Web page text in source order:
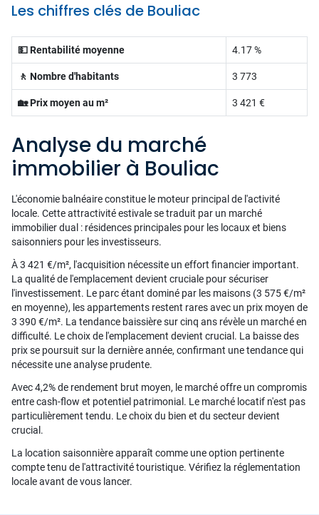
Les chiffres clés de Bouliac
💵 Rentabilité moyenne 4.17 %
🚶 Nombre d'habitants 3 773
🏡 Prix moyen au m² 3 421 €
Analyse du marché
immobilier à Bouliac
L'économie balnéaire constitue le moteur principal de l'activité
locale. Cette attractivité estivale se traduit par un marché
immobilier dual : résidences principales pour les locaux et biens
saisonniers pour les investisseurs.
À 3 421 €/m², l'acquisition nécessite un effort financier important.
La qualité de l'emplacement devient cruciale pour sécuriser
l'investissement. Le parc étant dominé par les maisons (3 575 €/m²
en moyenne), les appartements restent rares avec un prix moyen de
3 390 €/m². La tendance baissière sur cinq ans révèle un marché en
difficulté. Le choix de l'emplacement devient crucial. La baisse des
prix se poursuit sur la dernière année, confirmant une tendance qui
nécessite une analyse prudente.
Avec 4,2% de rendement brut moyen, le marché offre un compromis
entre cash-flow et potentiel patrimonial. Le marché locatif n'est pas
particulièrement tendu. Le choix du bien et du secteur devient
crucial.
La location saisonnière apparaît comme une option pertinente
compte tenu de l'attractivité touristique. Vérifiez la réglementation
locale avant de vous lancer.